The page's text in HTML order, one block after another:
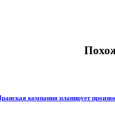
компания планирует